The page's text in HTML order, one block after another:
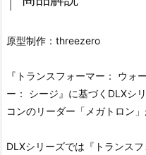
原型制作：threezero
『トランスフォーマー： ウォ
ー： シージ』に基づくDLXシ
コンのリーダー「メガトロン」
DLXシリーズでは『トランス